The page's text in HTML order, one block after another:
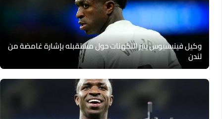
وكيل فينيسيوس يثير التكهنات حول مستقبله بإشارة غامضة من
لندن